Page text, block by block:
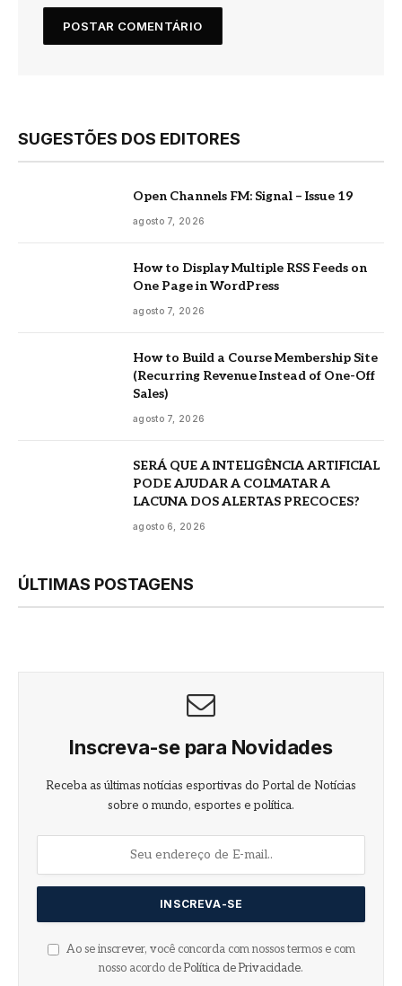
SUGESTÕES DOS EDITORES
Open Channels FM: Signal – Issue 19
agosto 7, 2026
How to Display Multiple RSS Feeds on
One Page in WordPress
agosto 7, 2026
How to Build a Course Membership Site
(Recurring Revenue Instead of One-Off
Sales)
agosto 7, 2026
SERÁ QUE A INTELIGÊNCIA ARTIFICIAL
PODE AJUDAR A COLMATAR A
LACUNA DOS ALERTAS PRECOCES?
agosto 6, 2026
ÚLTIMAS POSTAGENS
Inscreva-se para Novidades
Receba as últimas notícias esportivas do Portal de Notícias
sobre o mundo, esportes e política.
Ao se inscrever, você concorda com nossos termos e com
nosso acordo de Política de Privacidade.